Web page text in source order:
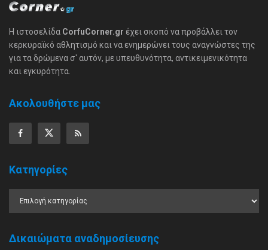
Η ιστοσελίδα CorfuCorner.gr έχει σκοπό να προβάλλει τον
κερκυραϊκό αθλητισμό και να ενημερώνει τους αναγνώστες της
για τα δρώμενα σ' αυτόν, με υπευθυνότητα, αντικειμενικότητα
και εγκυρότητα.
Ακολουθήστε μας
Κατηγορίες
Δικαιώματα αναδημοσίευσης